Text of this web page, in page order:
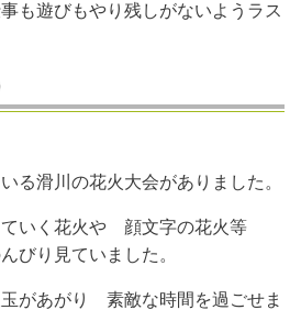
も遊びもやり残しがないようラス
る滑川の花火大会がありました。
ていく花火や 顔文字の花火等
びり見ていました。
があがり 素敵な時間を過ごせま